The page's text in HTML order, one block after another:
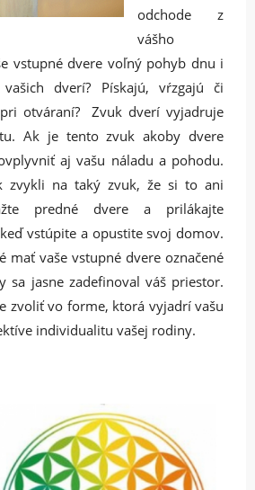
odchode z
vášho
vstupné dvere voľný pohyb dnu i
dverí? Pískajú, vŕzgajú či
pri otváraní? Zvuk dverí vyjadruje
Ak je tento zvuk akoby dvere
aj vašu náladu a pohodu.
zvykli na taký zvuk, že si to ani
predné dvere a prilákajte
vstúpite a opustite svoj domov.
mať vaše vstupné dvere označené
sa jasne zadefinoval váš priestor.
zvoliť vo forme, ktorá vyjadrí vašu
individualitu vašej rodiny.